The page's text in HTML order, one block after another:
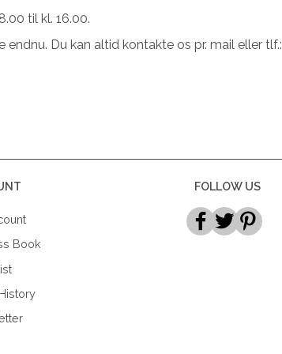
til kl. 16.00.
Du kan altid kontakte os pr. mail eller tlf.:
Book
FOLLOW US